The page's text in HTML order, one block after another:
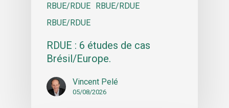
RBUE/RDUE RBUE/RDUE
RBUE/RDUE
RDUE : 6 études de cas
Brésil/Europe.
Vincent Pelé
05/08/2026